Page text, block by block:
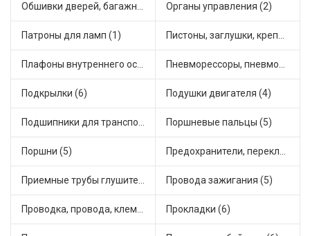
Обшивки дверей, багажника, потолков, накладки салона (2) Органы управления (2)
Патроны для ламп (1) Пистоны, заглушки, крепежные элементы (2)
Плафоны внутреннего освещения (1) Пневморессоры, пневмоподушки (1)
Подкрылки (6) Подушки двигателя (4)
Подшипники для транспорта (11) Поршневые пальцы (5)
Поршни (5) Предохранители, переключатели, кнопки автомобильные (7)
Приемные трубы глушителя (4) Провода зажигания (5)
Проводка, провода, клеммы и разъемы (3) Прокладки (6)